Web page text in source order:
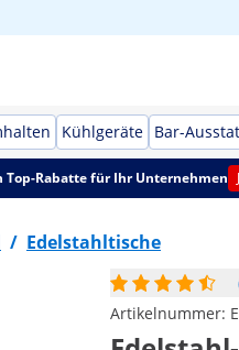
Kühlgeräte Bar-
Top-Rabatte für Ihr Unternehmen
/ Edelstahltische
Artikelnummer: